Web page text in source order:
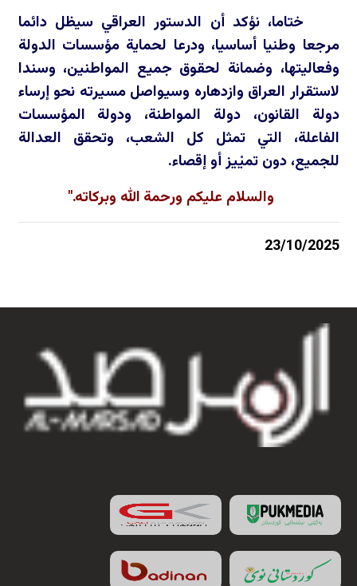
ختاما، نؤكد أن الدستور العراقي سيظل دائما
مرجعا وطنيا أساسيا، ودرعا لحماية مؤسسات الدولة
وفعاليتها، وضمانة لحقوق جميع المواطنين، وسندا
لاستقرار العراق وازدهاره وسيواصل مسيرته نحو إرساء
دولة القانون، دولة المواطنة، ودولة المؤسسات
الفاعلة، التي تمثل كل الشعب، وتحقق العدالة
للجميع، دون تميْيز أو إقصاء.
والسلام عليكم ورحمة الله وبركاته."
23/10/2025